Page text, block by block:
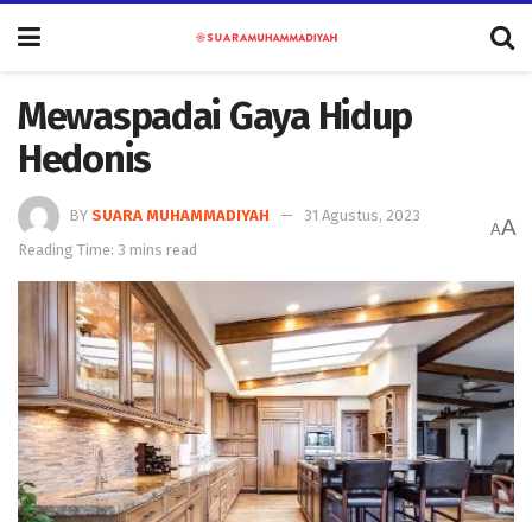
Mewaspadai Gaya Hidup
Hedonis
BY SUARA MUHAMMADIYAH
31 Agustus, 2023
Reading Time: 3 mins read
AA